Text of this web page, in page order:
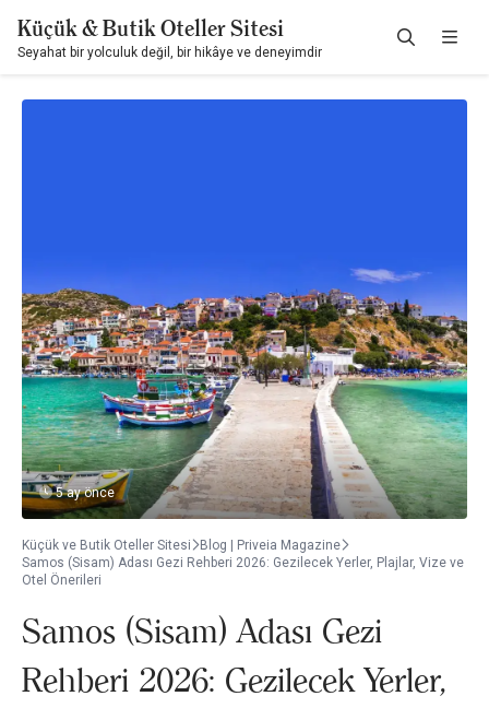
Küçük & Butik Oteller Sitesi
Seyahat bir yolculuk değil, bir hikâye ve deneyimdir
5 ay önce
Küçük ve Butik Oteller Sitesi
Blog | Priveia Magazine
Samos (Sisam) Adası Gezi Rehberi 2026: Gezilecek Yerler, Plajlar, Vize ve
Otel Önerileri
Samos (Sisam) Adası Gezi
Rehberi 2026: Gezilecek Yerler,